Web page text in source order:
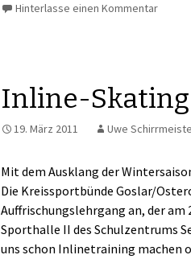
Hinterlasse einen Kommentar
Inline-Skating
19. März 2011 Uwe
Mit dem Ausklang der
Die Kreissportbünde Goslar/
Auffrischungslehrgang an, der am
Sporthalle II des Schulzentrums
uns schon Inlinetraining machen